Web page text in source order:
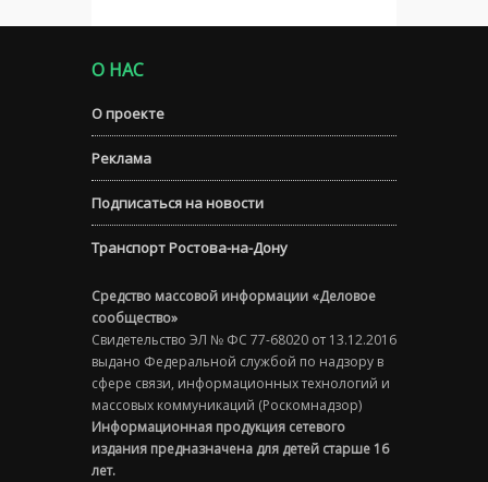
О НАС
О проекте
Реклама
Подписаться на новости
Транспорт Ростова-на-Дону
Средство массовой информации «Деловое
сообщество»
Свидетельство ЭЛ № ФС 77-68020 от 13.12.2016
выдано Федеральной службой по надзору в
сфере связи, информационных технологий и
массовых коммуникаций (Роскомнадзор)
Информационная продукция сетевого
издания предназначена для детей старше 16
лет.